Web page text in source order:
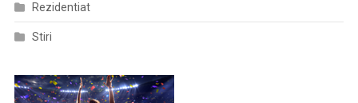
Rezidentiat
Stiri